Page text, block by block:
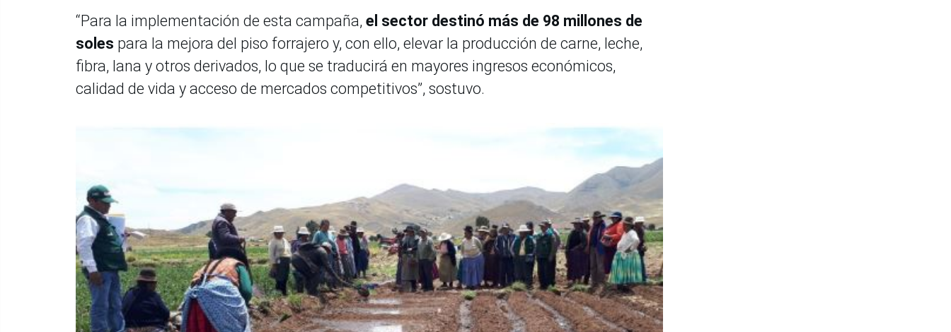
“Para la implementación de esta campaña, el sector destinó más de 98 millones de
soles para la mejora del piso forrajero y, con ello, elevar la producción de carne, leche,
fibra, lana y otros derivados, lo que se traducirá en mayores ingresos económicos,
calidad de vida y acceso de mercados competitivos”, sostuvo.